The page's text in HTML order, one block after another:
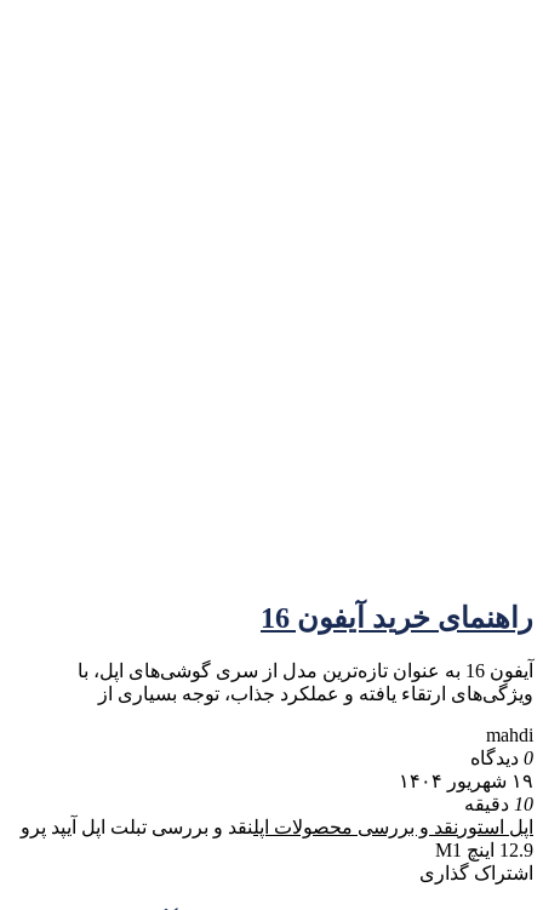
راهنمای خرید آیفون 16
آیفون 16 به عنوان تازه‌ترین مدل از سری گوشی‌های اپل، با
ویژگی‌های ارتقاء یافته و عملکرد جذاب، توجه بسیاری از
mahdi
0 دیدگاه
۱۹ شهریور ۱۴۰۴
10 دقیقه
اپل استور نقد و بررسی محصولات اپلنقد و بررسی تبلت اپل آیپد پرو
12.9 اینچ M1
اشتراک گذاری